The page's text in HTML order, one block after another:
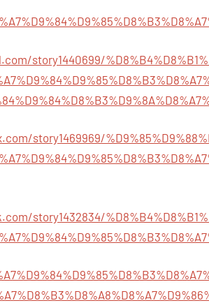
story1440699/
story1469969/
story1432834/